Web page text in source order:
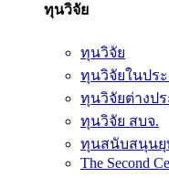
ทุนวิจัย
ทุนวิจัย
ทุนวิจัยในประ
ทุนวิจัยต่างปร
ทุนวิจัย สบจ.
ทุนสนับสนุนยุ
The Second